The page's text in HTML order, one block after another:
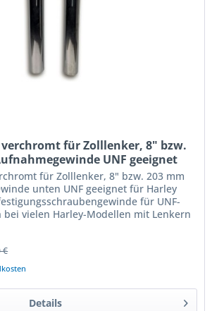
verchromt für Zolllenker, 8" bzw.
UNF geeignet
für Zolllenker, 8" bzw. 203 mm
unten UNF geeignet für Harley
für UNF-
bei vielen Harley-Modellen mit Lenkern
€
Details